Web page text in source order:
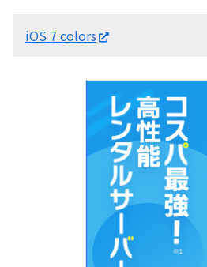
iOS 7 colors